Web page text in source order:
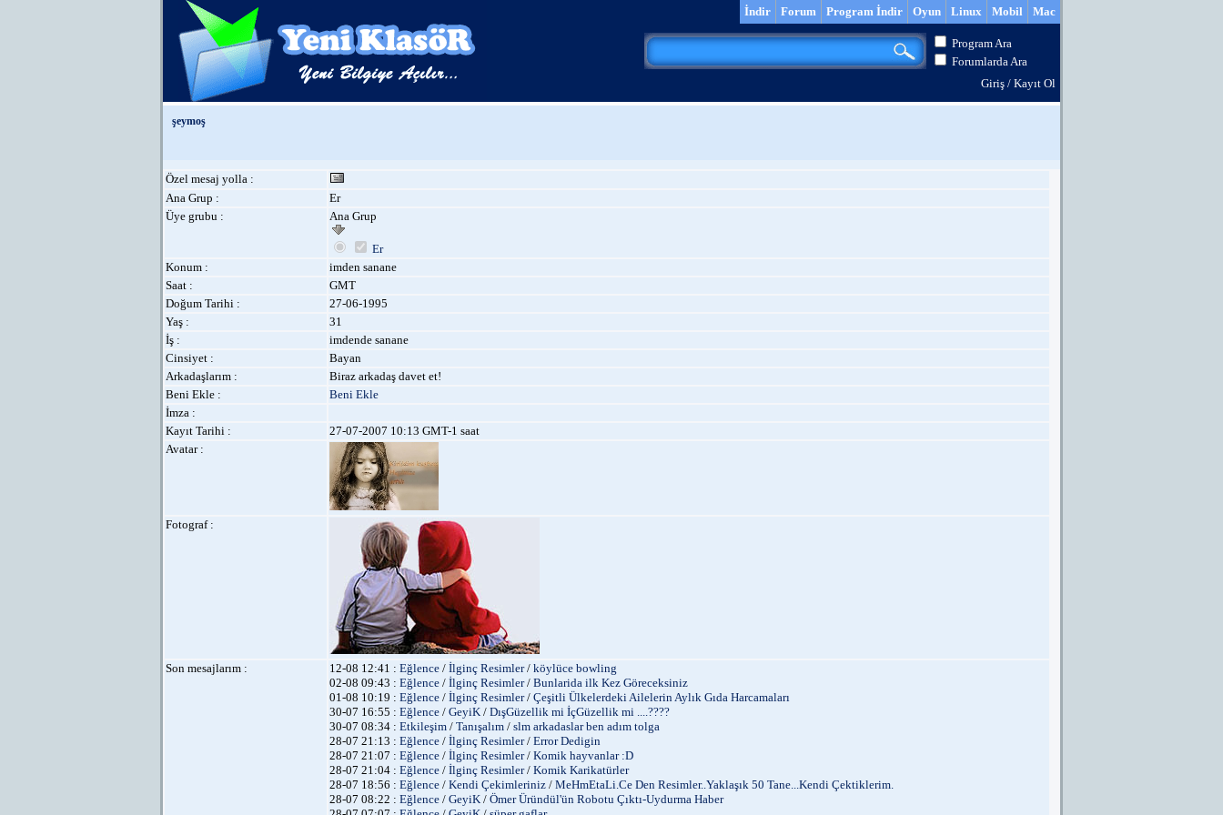
Mac
Mobil
Linux
Oyun
Program İndir
Forum
İndir
Program Ara
Forumlarda Ara
Giriş / Kayıt Ol
şeymoş
Özel mesaj yolla :
Ana Grup :
Er
Üye grubu :
Ana Grup
Er
Konum :
imden sanane
Saat :
GMT
Doğum Tarihi :
27-06-1995
Yaş :
31
İş :
imdende sanane
Cinsiyet :
Bayan
Arkadaşlarım :
Biraz arkadaş davet et!
Beni Ekle :
Beni Ekle
İmza :
Kayıt Tarihi :
27-07-2007 10:13 GMT-1 saat
Avatar :
Fotograf :
Son mesajlarım : 12-08 12:41 : Eğlence / İlginç Resimler/ köylüce bowling
02-08 09:43 : Eğlence / İlginç Resimler/ Bunlarida ilk Kez Göreceksiniz
01-08 10:19 : Eğlence / İlginç Resimler/ Çeşitli Ülkelerdeki Ailelerin Aylık Gıda Harcamaları
30-07 16:55 : Eğlence / GeyiK / DışGüzellik mi İçGüzellik mi ....????
30-07 08:34 : Etkileşim / Tanışalım / slm arkadaslar ben adım tolga
28-07 21:13 : Eğlence / İlginç Resimler/ Error Dedigin
28-07 21:07 : Eğlence / İlginç Resimler/ Komik hayvanlar :D
28-07 21:04 : Eğlence / İlginç Resimler/ Komik Karikatürler
28-07 18:56 : Eğlence / Kendi Çekimleriniz / MeHmEtaLi.Ce Den Resimler..Yaklaşık 50 Tane...Kendi Çektiklerim.
28-07 08:22 : Eğlence / GeyiK / Ömer Üründül'ün Robotu Çıktı-Uydurma Haber